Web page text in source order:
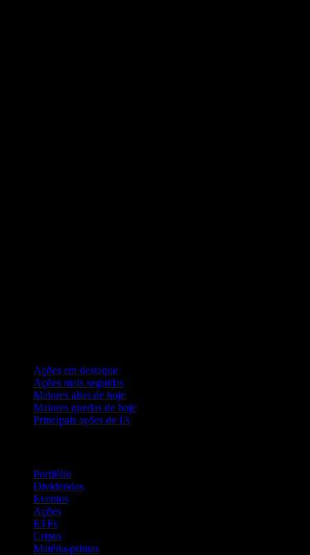
Ações em destaque
Ações mais seguidas
Maiores altas de hoje
Maiores quedas de hoje
Principais ações de IA
Portfólio
Dividendos
Eventos
Ações
ETFs
Cripto
Matéria-primas